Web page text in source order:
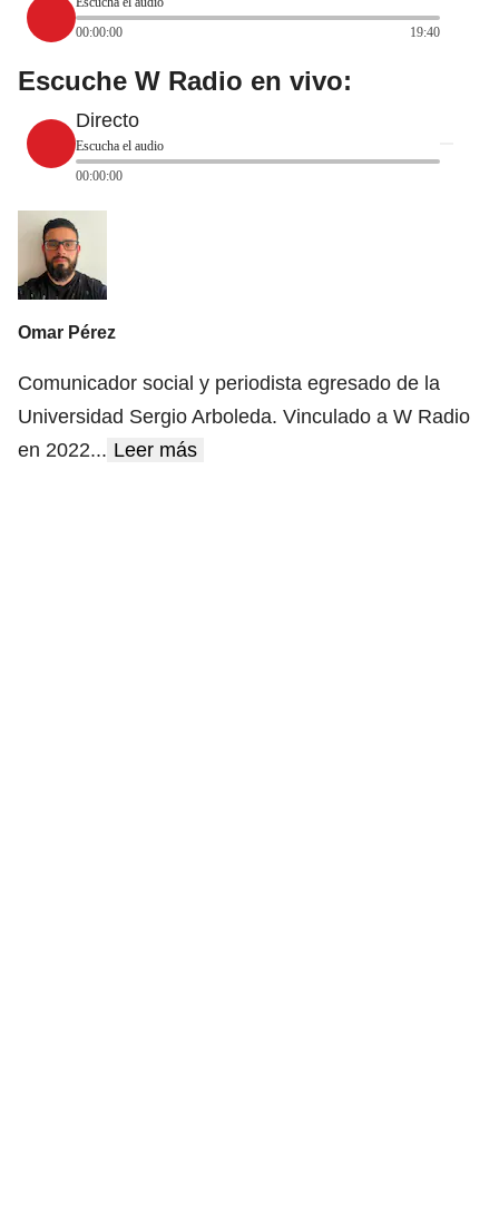
00:00:00
19:40
Escuche W Radio en vivo:
Directo
Escucha el audio
00:00:00
Omar Pérez
Comunicador social y periodista egresado de la
Universidad Sergio Arboleda. Vinculado a W Radio
en 2022... Leer más